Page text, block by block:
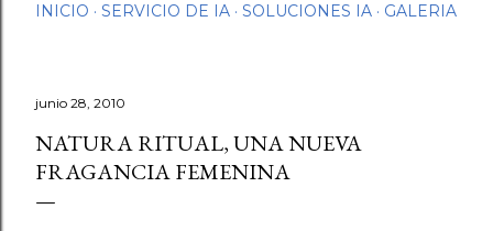
INICIO SERVICIO DE IA SOLUCIONES IA GALERIA
junio 28, 2010
NATURA RITUAL, UNA NUEVA
FRAGANCIA FEMENINA
mis redes